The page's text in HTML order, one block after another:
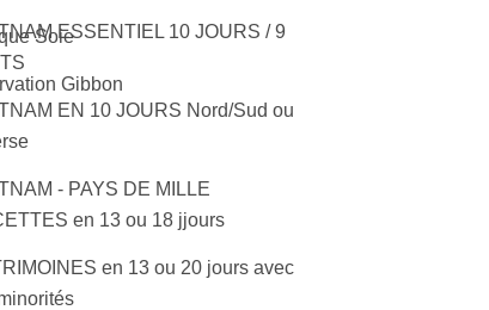
Soie
Gibbon
ESSENTIEL 10 JOURS / 9
EN 10 JOURS Nord/Sud ou
- PAYS DE MILLE
en 13 ou 18 jjours
en 13 ou 20 jours avec